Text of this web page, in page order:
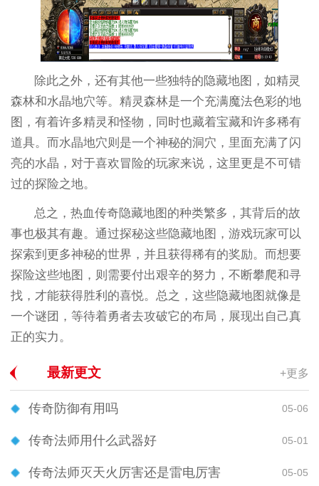
除此之外，还有其他一些独特的隐藏地图，如精灵
森林和水晶地穴等。精灵森林是一个充满魔法色彩的地
图，有着许多精灵和怪物，同时也藏着宝藏和许多稀有
道具。而水晶地穴则是一个神秘的洞穴，里面充满了闪
亮的水晶，对于喜欢冒险的玩家来说，这里更是不可错
过的探险之地。
总之，热血传奇隐藏地图的种类繁多，其背后的故
事也极其有趣。通过探秘这些隐藏地图，游戏玩家可以
探索到更多神秘的世界，并且获得稀有的奖励。而想要
探险这些地图，则需要付出艰辛的努力，不断攀爬和寻
找，才能获得胜利的喜悦。总之，这些隐藏地图就像是
一个谜团，等待着勇者去攻破它的布局，展现出自己真
正的实力。
最新更文 +更多
传奇防御有用吗 05-06
传奇法师用什么武器好 05-01
传奇法师灭天火厉害还是雷电厉害 05-05